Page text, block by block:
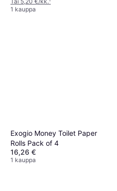
1 kauppa
Exogio Money Toilet Paper
Rolls Pack of 4
16,26 €
1 kauppa